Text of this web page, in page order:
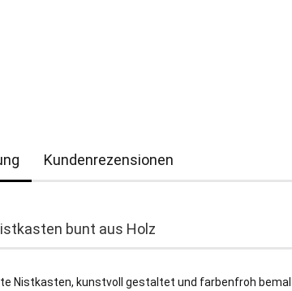
Kundenrezensionen
bunt aus Holz
Nistkasten, kunstvoll gestaltet und farbenfroh